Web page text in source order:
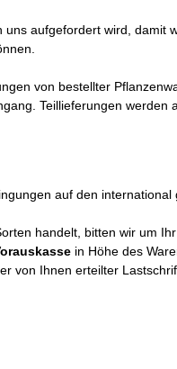
aufgefordert wird, damit
von bestellter
Teillieferungen werden
auf den international
handelt, bitten wir um Ihr
in Höhe des
von Ihnen erteilter